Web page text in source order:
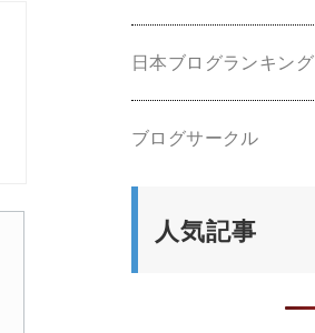
日本ブログランキング
ブログサークル
人気記事